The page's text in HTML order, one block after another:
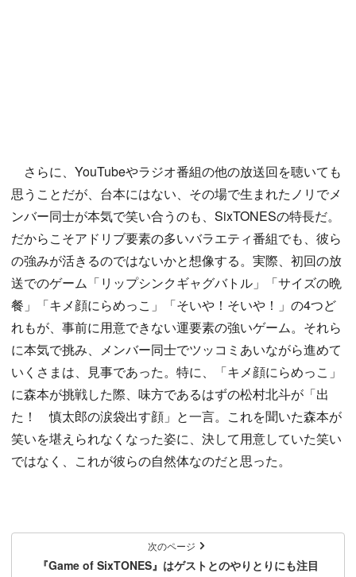
さらに、YouTubeやラジオ番組の他の放送回を聴いても
思うことだが、台本にはない、その場で生まれたノリでメ
ンバー同士が本気で笑い合うのも、SixTONESの特長だ。
だからこそアドリブ要素の多いバラエティ番組でも、彼ら
の強みが活きるのではないかと想像する。実際、初回の放
送でのゲーム「リップシンクギャグバトル」「サイズの晩
餐」「キメ顔にらめっこ」「そいや！そいや！」の4つど
れもが、事前に用意できない運要素の強いゲーム。それら
に本気で挑み、メンバー同士でツッコミあいながら進めて
いくさまは、見事であった。特に、「キメ顔にらめっこ」
に森本が挑戦した際、味方であるはずの松村北斗が「出
た！ 慎太郎の涙袋出す顔」と一言。これを聞いた森本が
笑いを堪えられなくなった姿に、決して用意していた笑い
ではなく、これが彼らの自然体なのだと思った。
次のページ
『Game of SixTONES』はゲストとのやりとりにも注目